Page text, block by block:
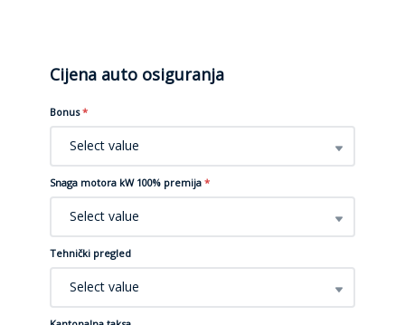
Cijena auto osiguranja
Bonus *
Select value
Snaga motora kW 100% premija *
Select value
Tehnički pregled
Select value